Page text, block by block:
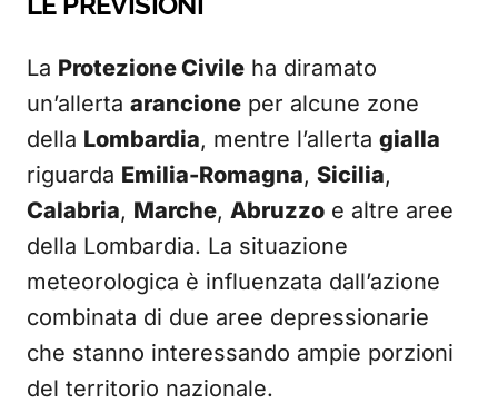
La Protezione Civile ha diramato
un’allerta arancione per alcune zone
della Lombardia, mentre l’allerta gialla
riguarda Emilia-Romagna, Sicilia,
Calabria, Marche, Abruzzo e altre aree
della Lombardia. La situazione
meteorologica è influenzata dall’azione
combinata di due aree depressionarie
che stanno interessando ampie porzioni
del territorio nazionale.